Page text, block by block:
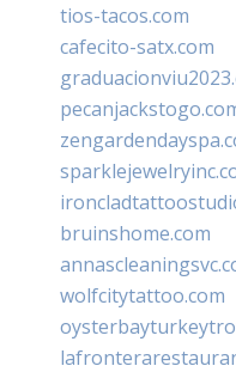
tios-tacos.com
cafecito-satx.com
bruinshome.com
wolfcitytattoo.com